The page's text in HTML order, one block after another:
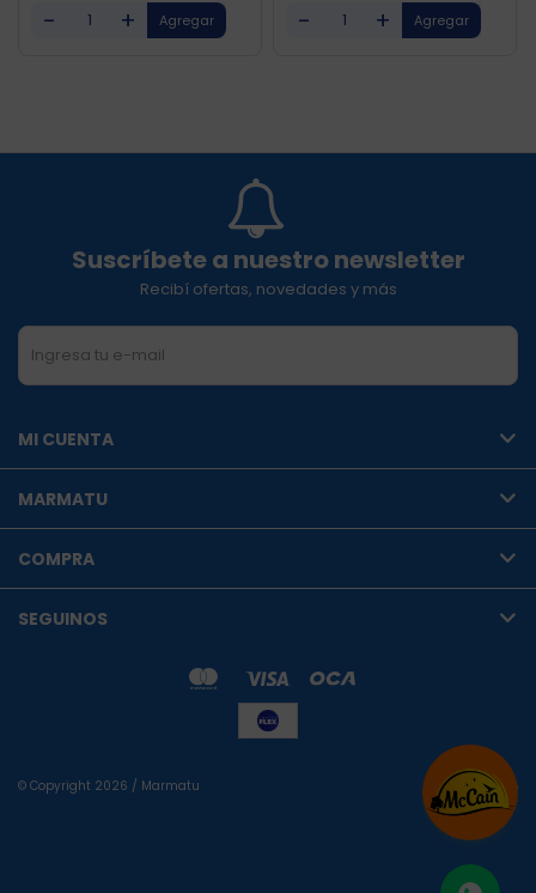
- + - +
Suscríbete a nuestro newsletter
Recibí ofertas, novedades y más
MI CUENTA
MARMATU
COMPRA
SEGUINOS
© Copyright 2026 / Marmatu